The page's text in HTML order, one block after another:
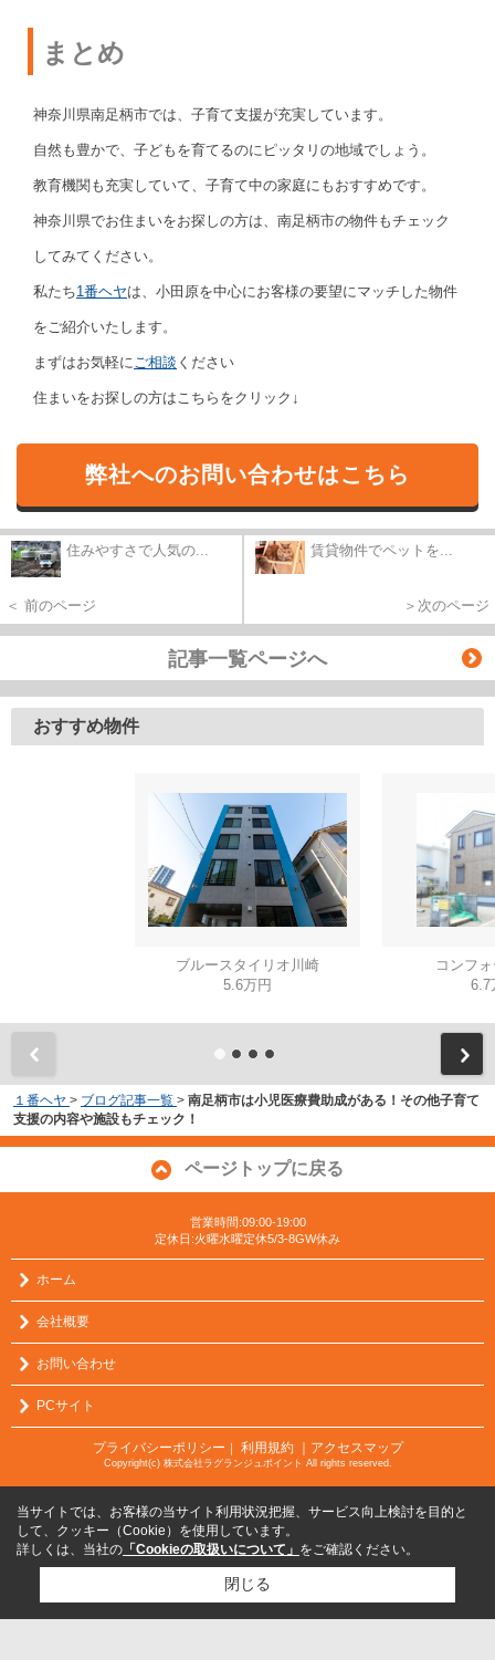
まとめ
神奈川県南足柄市では、子育て支援が充実しています。
自然も豊かで、子どもを育てるのにピッタリの地域でしょう。
教育機関も充実していて、子育て中の家庭にもおすすめです。
神奈川県でお住まいをお探しの方は、南足柄市の物件もチェック
してみてください。
私たち1番ヘヤは、小田原を中心にお客様の要望にマッチした物件
をご紹介いたします。
まずはお気軽に ご相談 ください
住まいをお探しの方はこちらをクリック↓
弊社へのお問い合わせはこちら
住みやすさで人気の...
＜ 前のページ
賃貸物件でペットを...
＞次のページ
記事一覧ページへ
おすすめ物件
ブルースタイリオ川崎
5.6万円
コンフ
6.7
１番ヘヤ > ブログ記事一覧 > 南足柄市は小児医療費助成がある！その他子育て
支援の内容や施設もチェック！
ページトップに戻る
営業時間:09:00-19:00
定休日:火曜水曜定休5/3-8GW休み
ホーム
会社概要
お問い合わせ
PCサイト
プライバシーポリシー ｜ 利用規約 ｜アクセスマップ
Copyright(c) 株式会社ラグランジュポイント All rights reserved.
当サイトでは、お客様の当サイト利用状況把握、サービス向上検討を目的と
して、クッキー（Cookie）を使用しています。
詳しくは、当社の 「Cookieの取扱いについて」 をご確認ください。
閉じる